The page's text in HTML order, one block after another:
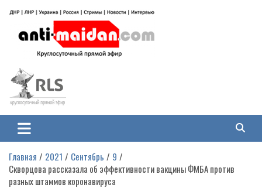
содержимому
Антимайдан: Гражданская война
на Украине
гражданской войне на Украине, включая события в Новороссии, ДНР,
ЛНР и других регионах.
Главная 2021 Сентябрь
9
Скворцова рассказала об эффективности вакцины ФМБА против
разных штаммов коронавируса